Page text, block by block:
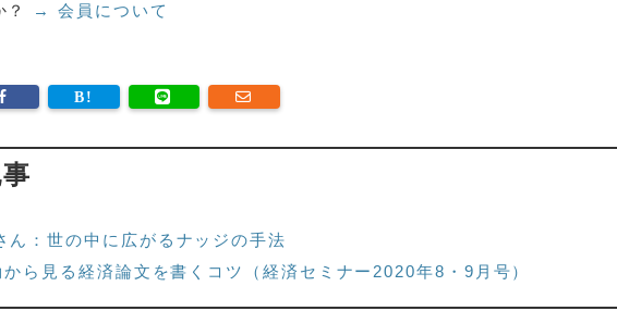
？
→ 会員について
：世の中に広がるナッジの手法
ら見る経済論文を書くコツ（経済セミナー2020年8・9月号）